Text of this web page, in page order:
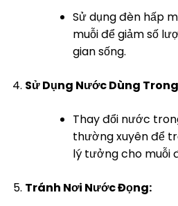
Sử dụng đèn hấp
muỗi để giảm số
gian sống.
Sử Dụng Nước Dùng
Thay đổi nước
thường xuyên để
lý tưởng cho muỗi
Tránh Nơi Nước Đọng: